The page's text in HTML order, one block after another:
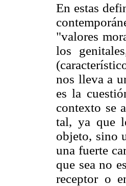
En estas
"valores
los
nos lleva a
es la
contexto se
tal, ya que
objeto, sino
una fuerte
que sea no
receptor o